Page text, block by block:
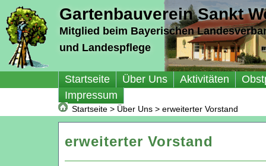
Gartenbauverein Sankt
Mitglied beim Bayerischen
und Landespflege
Startseite Über Uns Aktivitäten
Impressum
Startseite > Über Uns > erweiterter Vorstand
erweiterter Vorstand